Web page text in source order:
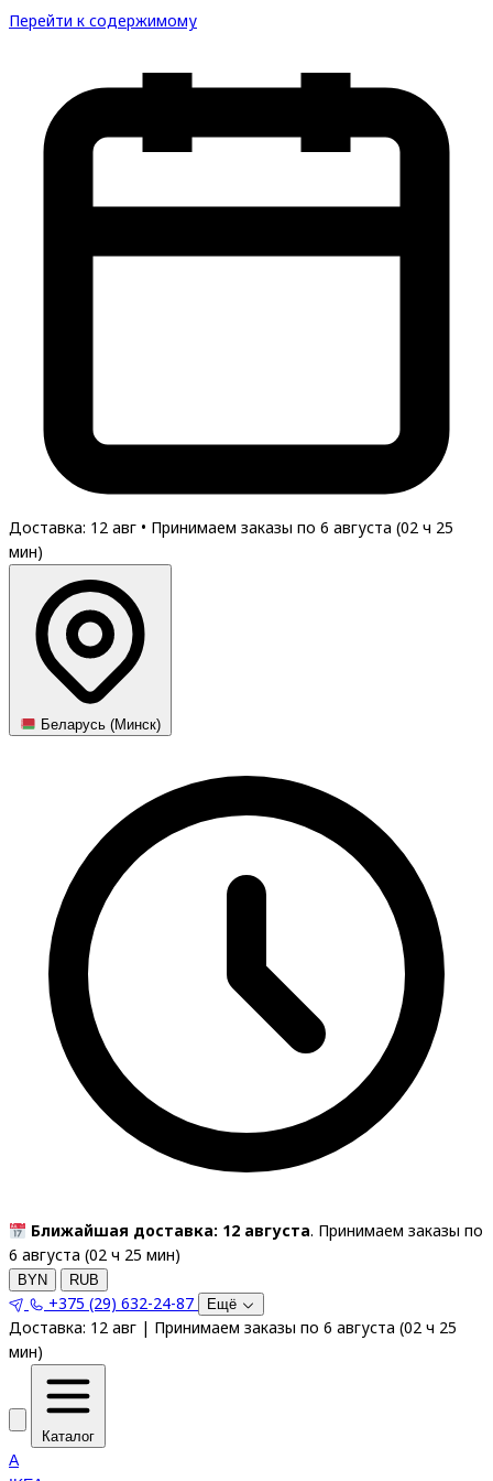
Перейти к содержимому
Доставка: 12 авг • Принимаем заказы по 6 августа (02 ч 25
мин)
Беларусь (Минск)
Ближайшая доставка: 12 августа. Принимаем заказы по
6 августа (02 ч 25 мин)
BYN RUB
+375 (29) 632-24-87 Ещё
Доставка: 12 авг | Принимаем заказы по 6 августа (02 ч 25
мин)
Каталог
A